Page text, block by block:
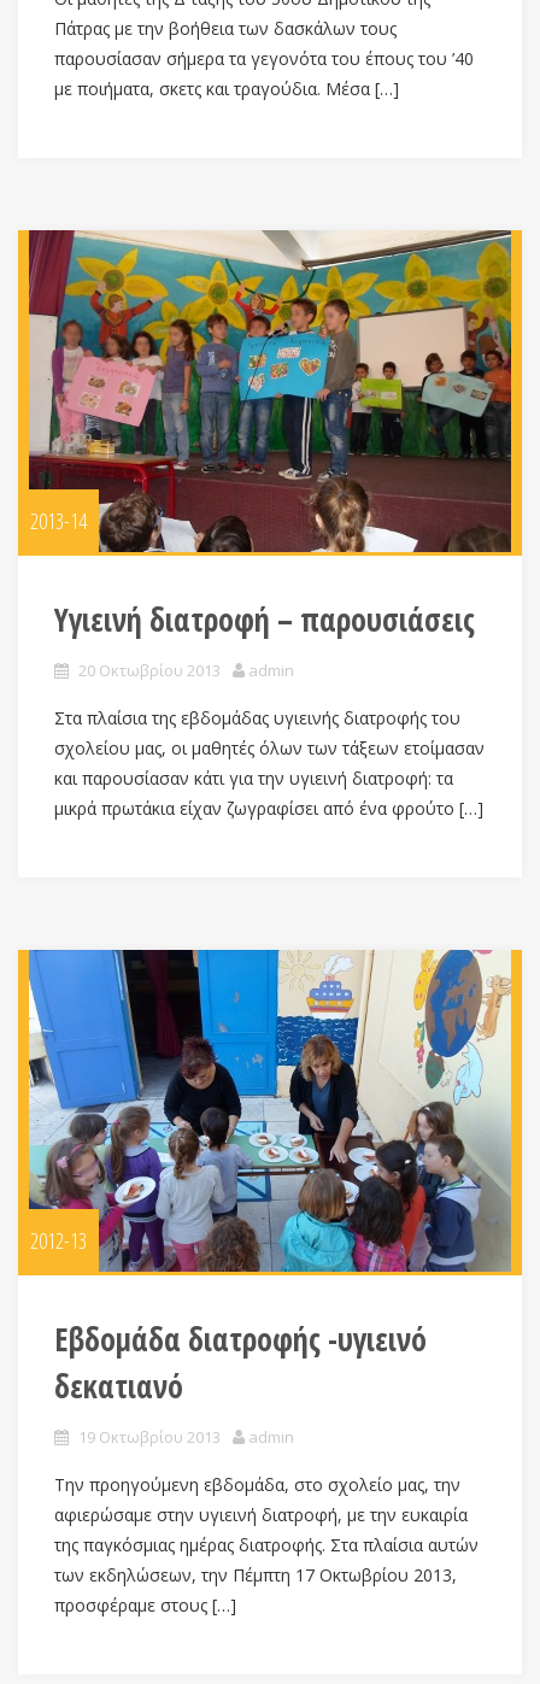
Πάτρας με την βοήθεια των δασκάλων τους
παρουσίασαν σήμερα τα γεγονότα του έπους του ’40
με ποιήματα, σκετς και τραγούδια. Μέσα […]
2013-14
Υγιεινή διατροφή – παρουσιάσεις
20 Οκτωβρίου 2013 admin
Στα πλαίσια της εβδομάδας υγιεινής διατροφής του
σχολείου μας, οι μαθητές όλων των τάξεων ετοίμασαν
και παρουσίασαν κάτι για την υγιεινή διατροφή: τα
μικρά πρωτάκια είχαν ζωγραφίσει από ένα φρούτο […]
2012-13
Εβδομάδα διατροφής -υγιεινό
δεκατιανό
19 Οκτωβρίου 2013 admin
Την προηγούμενη εβδομάδα, στο σχολείο μας, την
αφιερώσαμε στην υγιεινή διατροφή, με την ευκαιρία
της παγκόσμιας ημέρας διατροφής. Στα πλαίσια αυτών
των εκδηλώσεων, την Πέμπτη 17 Οκτωβρίου 2013,
προσφέραμε στους […]